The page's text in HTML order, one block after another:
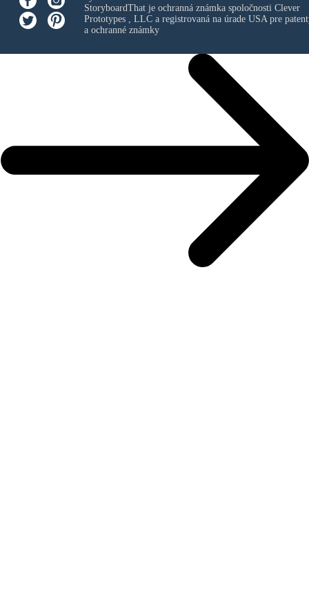
StoryboardThat je ochranná známka spoločnosti Clever
Prototypes , LLCa registrovaná na úrade USA pre
a ochranné známky